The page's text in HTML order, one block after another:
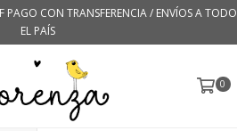
PAGO CON TRANSFERENCIA / ENVÍOS A TODO
EL PAÍS
0